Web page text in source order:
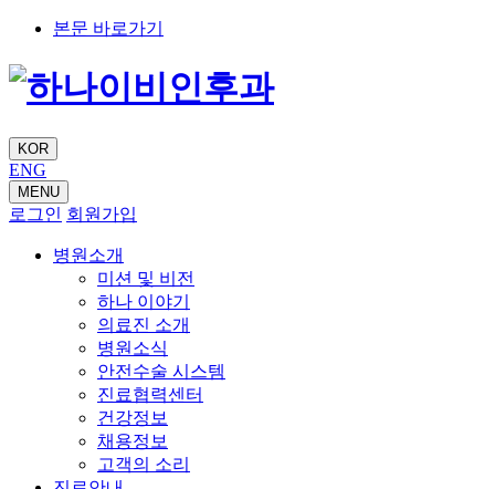
본문 바로가기
KOR
ENG
MENU
로그인 회원가입
병원소개
미션 및 비전
하나 이야기
의료진 소개
병원소식
안전수술 시스템
진료협력센터
건강정보
채용정보
고객의 소리